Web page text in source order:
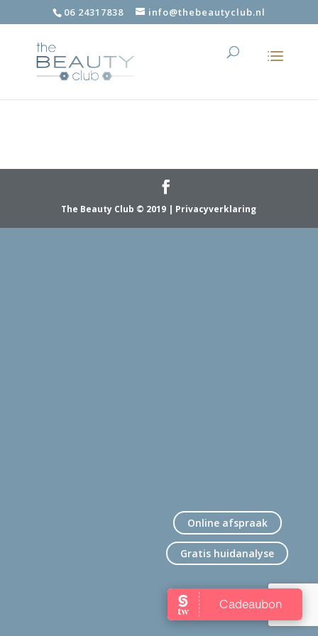
06 24317838 info@thebeautyclub.nl
Online afspraak
Gratis huidanalyse
The Beauty Club © 2019 | Privacyverklaring